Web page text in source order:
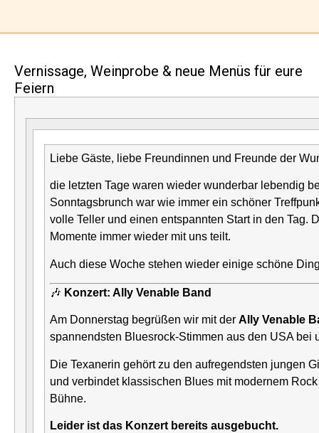
Vernissage, Weinprobe & neue Menüs für eure
Feiern
Liebe Gäste, liebe Freundinnen und Freunde der
die letzten Tage waren wieder wunderbar lebendig
Sonntagsbrunch war wie immer ein schöner
volle Teller und einen entspannten Start in den Tag.
Momente immer wieder mit uns teilt.
Auch diese Woche stehen wieder einige schöne
🎶 Konzert: Ally Venable Band
Am Donnerstag begrüßen wir mit der Ally Venable
spannendsten Bluesrock-Stimmen aus den USA bei
Die Texanerin gehört zu den aufregendsten jungen
und verbindet klassischen Blues mit modernem
Bühne.
Leider ist das Konzert bereits ausgebucht.